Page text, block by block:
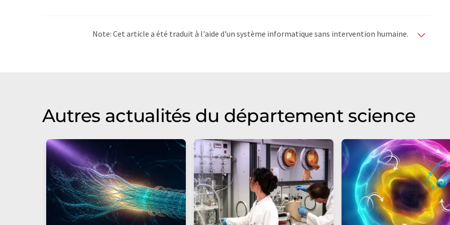
Note: Cet article a été traduit à l'aide d'un système informatique sans intervention humaine.
Autres actualités du département science